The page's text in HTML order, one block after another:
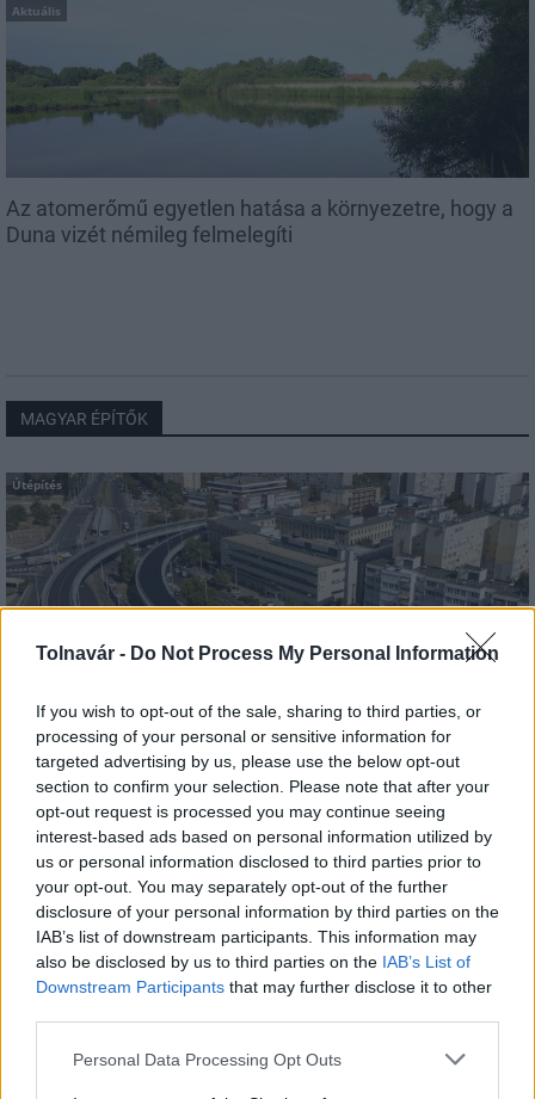
Tolnavár - Do Not Process My Personal Information
If you wish to opt-out of the sale, sharing to third parties, or
processing of your personal or sensitive information for
targeted advertising by us, please use the below opt-out
section to confirm your selection. Please note that after your
opt-out request is processed you may continue seeing
interest-based ads based on personal information utilized by
us or personal information disclosed to third parties prior to
your opt-out. You may separately opt-out of the further
disclosure of your personal information by third parties on the
IAB’s list of downstream participants. This information may
also be disclosed by us to third parties on the IAB’s List of
Downstream Participants that may further disclose it to other
Please note that this website/app uses one or more Google
Personal Data Processing Opt Outs
Aktuális
Az atomerőmű egyetlen hatása a környezetre, hogy a
Duna vizét némileg felmelegíti
MAGYAR ÉPÍTŐK
Útépítés
HE-DO BKK KM Építő Kft. Főmterv Mérnöki Tervező Zrt.
Látványos építési szakasz indult be a Flórián téri
felüljárón
A tartós nyári hőség jelentős kihívás elé állítja a KM Építőt,
ennek ellenére folyamatosan halad az aszfaltozás.
Paks II.: Mit jelent az 5. blokk új
mérföldköve a felülvizsgálat
árnyékában?